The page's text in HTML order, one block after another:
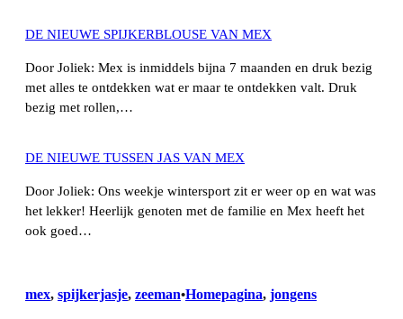
DE NIEUWE SPIJKERBLOUSE VAN MEX
Door Joliek: Mex is inmiddels bijna 7 maanden en druk bezig
met alles te ontdekken wat er maar te ontdekken valt. Druk
bezig met rollen,…
DE NIEUWE TUSSEN JAS VAN MEX
Door Joliek: Ons weekje wintersport zit er weer op en wat was
het lekker! Heerlijk genoten met de familie en Mex heeft het
ook goed…
mex, spijkerjasje, zeeman•Homepagina, jongens